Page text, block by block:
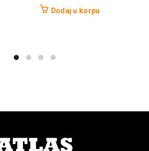
Dodaj u korpu